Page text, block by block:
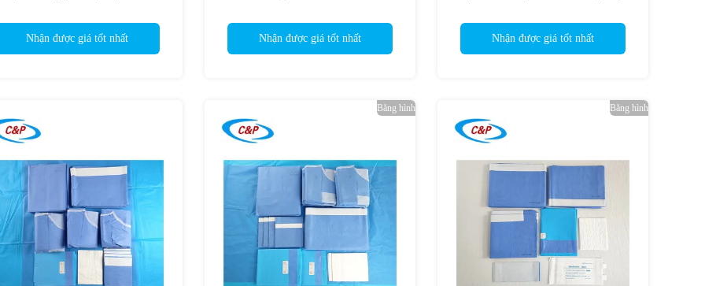
Nhận được giá tốt nhất Nhận được giá tốt nhất Nhận được giá tốt nhất
Băng hình Băng hình